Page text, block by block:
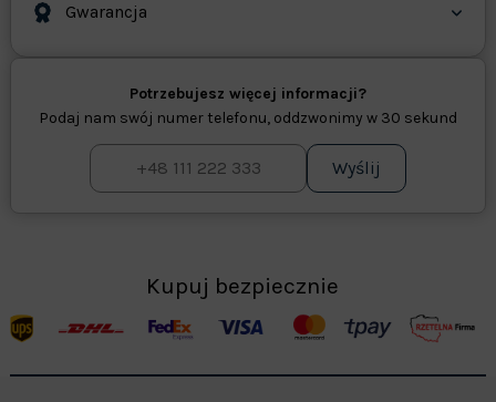
Gwarancja
Potrzebujesz więcej informacji?
Podaj nam swój numer telefonu, oddzwonimy w 30 sekund
Wyślij
Kupuj bezpiecznie